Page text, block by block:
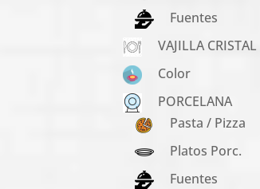
Fuentes
VAJILLA CRISTAL
Color
PORCELANA
Pasta / Pizza
Platos Porc.
Fuentes